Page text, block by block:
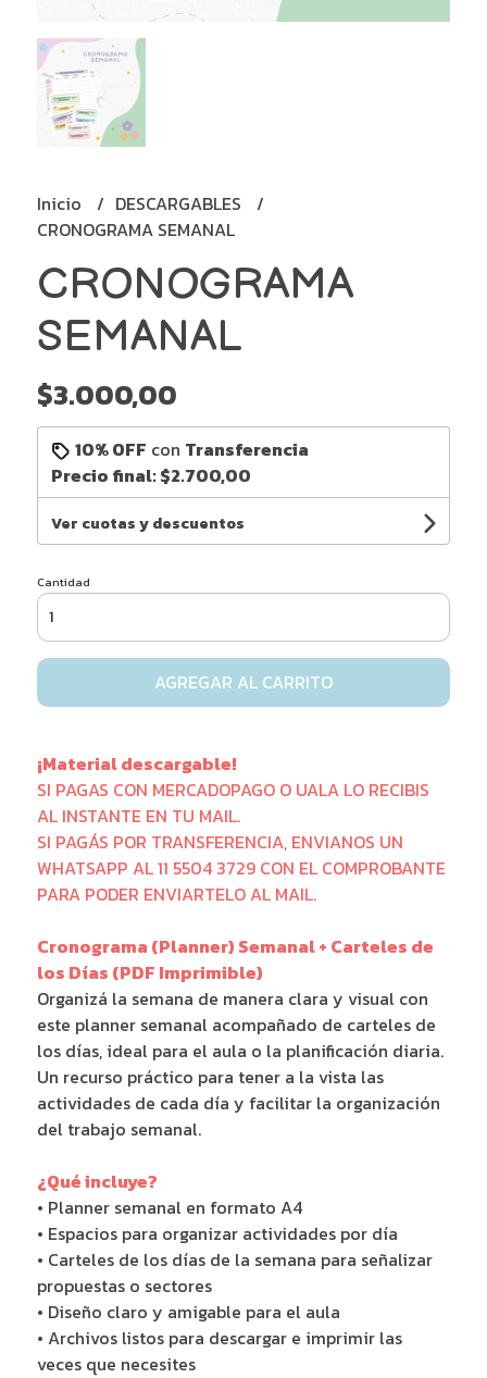
Inicio
DESCARGABLES
CRONOGRAMA SEMANAL
CRONOGRAMA
SEMANAL
$3.000,00
10% OFF con Transferencia
Precio final:$2.700,00
Ver cuotas y descuentos
Cantidad
AGREGAR AL CARRITO
¡Material descargable!
SI PAGAS CON MERCADOPAGO O UALA LO RECIBIS
AL INSTANTE EN TU MAIL.
SI PAGÁS POR TRANSFERENCIA, ENVIANOS UN
WHATSAPP AL 11 5504 3729 CON EL COMPROBANTE
PARA PODER ENVIARTELO AL MAIL.
Cronograma (Planner) Semanal + Carteles de
los Días (PDF Imprimible)
Organizá la semana de manera clara y visual con
este planner semanal acompañado de carteles de
los días, ideal para el aula o la planificación diaria.
Un recurso práctico para tener a la vista las
actividades de cada día y facilitar la organización
del trabajo semanal.
¿Qué incluye?
• Planner semanal en formato A4
• Espacios para organizar actividades por día
• Carteles de los días de la semana para señalizar
propuestas o sectores
• Diseño claro y amigable para el aula
• Archivos listos para descargar e imprimir las
veces que necesites